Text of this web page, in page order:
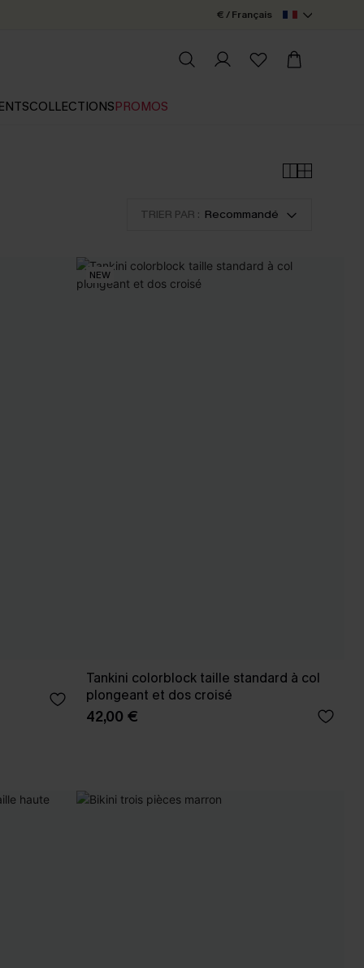
€ / Français
COLLECTIONSPROMOS
TRIER PAR : Recommandé
NEW
Tankini colorblock taille standard à col
plongeant et dos croisé
42,00 €